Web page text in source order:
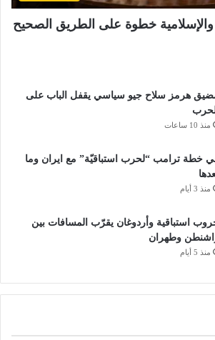
والإسلامية خطوة على الطريق الصحيح
هرمز سلاح جيو سياسي يقفل الباب على
منذ 10 ساعات
خطة ترامب “لحرب استباقيّة” مع ايران وما
منذ 3 أيام
استباقية وأردوغان يقرّب المسافات بين
وطهران
منذ 5 أيام